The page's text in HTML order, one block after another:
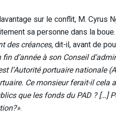
sur le conflit, M. Cyrus
sa personne dans la boue.
des créances,dit-il, avant de
d’année à son Conseil
l’Autorité portuaire nationale
Ce monsieur ferait-il cela
que les fonds du PAD ? […]
.